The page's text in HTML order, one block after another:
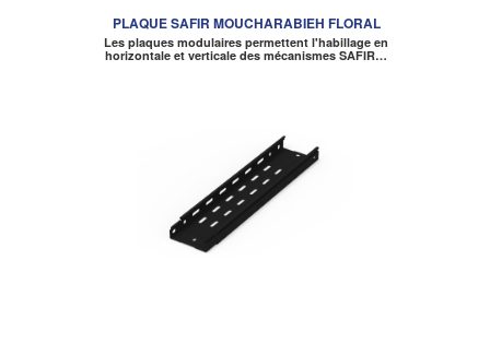
PLAQUE SAFIR MOUCHARABIEH FLORAL
Les plaques modulaires permettent l'habillage en
horizontale et verticale des mécanismes SAFIR…